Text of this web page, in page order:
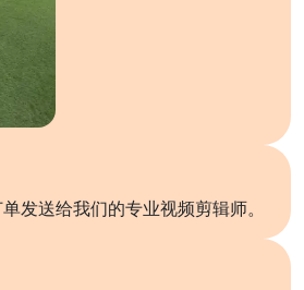
发送给我们的专业视频剪辑师。